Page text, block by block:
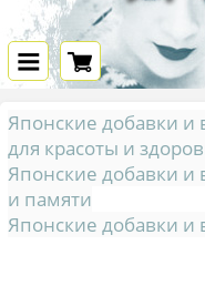
Японские добавки и
для красоты и
Японские добавки и
и памяти
Японские добавки и